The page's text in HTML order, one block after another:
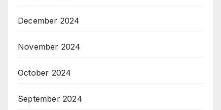
December 2024
November 2024
October 2024
September 2024